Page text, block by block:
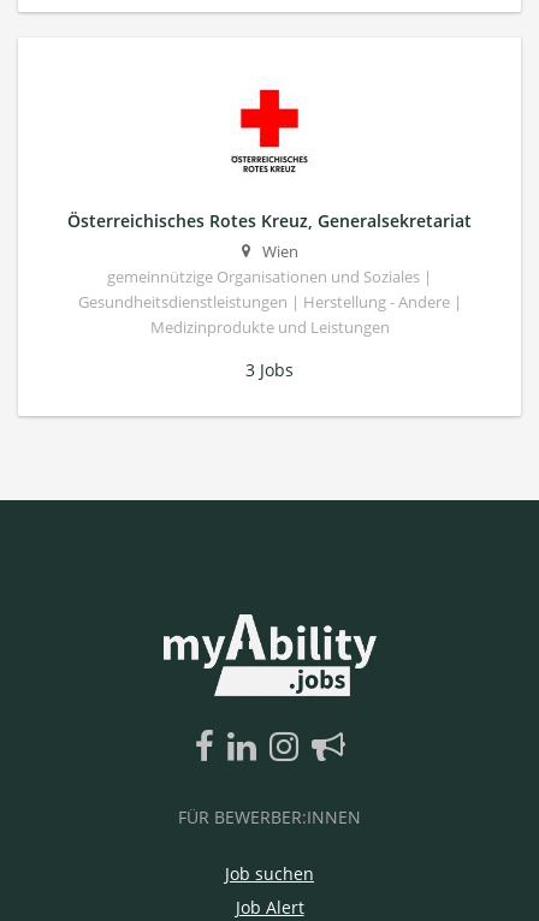
Österreichisches Rotes Kreuz, Generalsekretariat
Wien
gemeinnützige Organisationen und Soziales |
Gesundheitsdienstleistungen | Herstellung - Andere |
Medizinprodukte und Leistungen
3 Jobs
FÜR BEWERBER:INNEN
Job suchen
Job Alert